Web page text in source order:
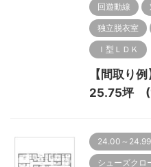
回遊動線
独立脱衣室
Ｉ型ＬＤＫ
【間取り
25.75坪
24.00～
シューズクロ